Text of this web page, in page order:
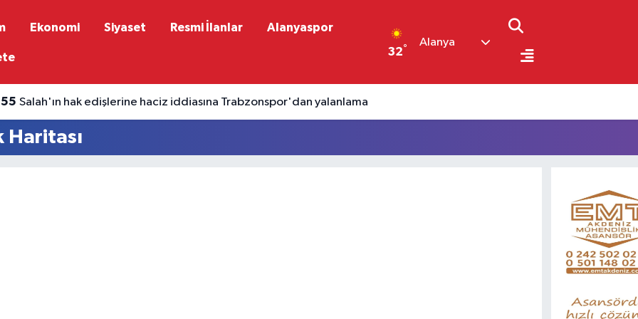
Ekonomi Siyaset Resmi İlanlar Alanyaspor
32°
Alanya
Salah'ın hak edişlerine haciz iddiasına Trabzonspor'dan yalanlama
Haritası